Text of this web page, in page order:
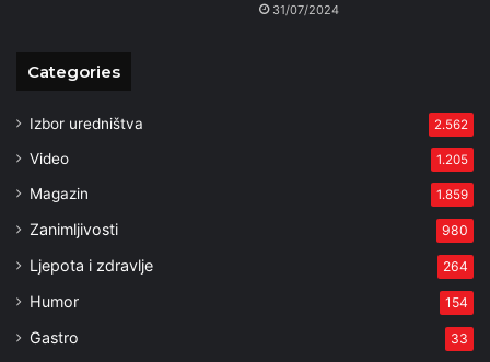
31/07/2024
Categories
Izbor uredništva 2.562
Video 1.205
Magazin 1.859
Zanimljivosti 980
Ljepota i zdravlje 264
Humor 154
Gastro 33